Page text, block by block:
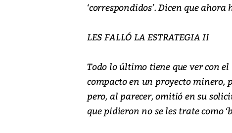
‘correspondidos’. Dicen que
LES FALLÓ LA ESTRATEGIA II
Todo lo último tiene que ver con
compacto en un proyecto
pero, al parecer, omitió en su
que pidieron no se les trate como